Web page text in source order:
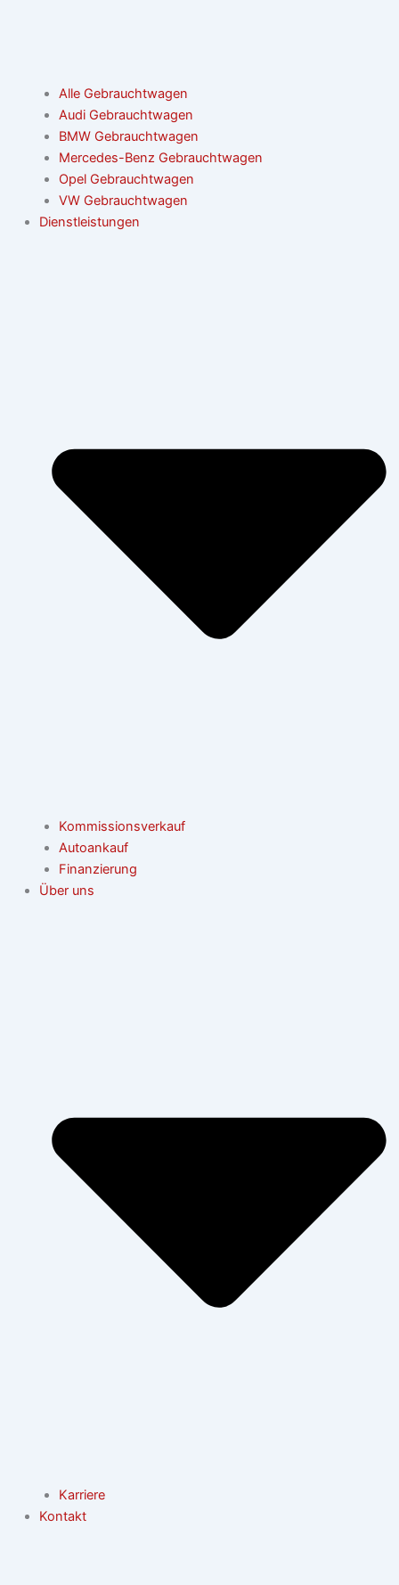
Alle Gebrauchtwagen
Audi Gebrauchtwagen
BMW Gebrauchtwagen
Mercedes-Benz Gebrauchtwagen
Opel Gebrauchtwagen
VW Gebrauchtwagen
Dienstleistungen
Kommissionsverkauf
Autoankauf
Finanzierung
Über uns
Karriere
Kontakt